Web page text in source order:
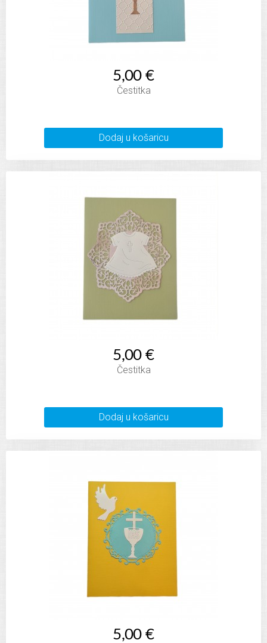
5,00 €
Čestitka
Dodaj u košaricu
5,00 €
Čestitka
Dodaj u košaricu
5,00 €